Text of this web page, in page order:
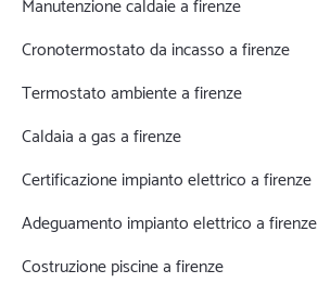
Manutenzione caldaie a firenze
Cronotermostato da incasso a firenze
Termostato ambiente a firenze
Caldaia a gas a firenze
Certificazione impianto elettrico a firenze
Adeguamento impianto elettrico a firenze
Costruzione piscine a firenze